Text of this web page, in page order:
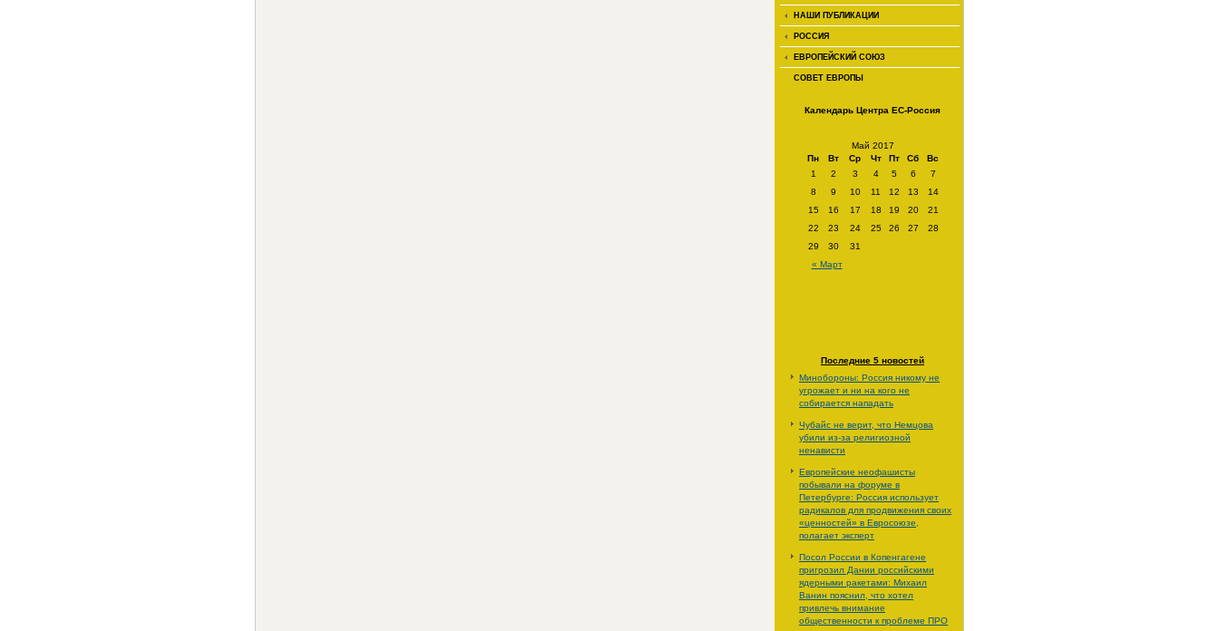
НАШИ ПУБЛИКАЦИИ
РОССИЯ
ЕВРОПЕЙСКИЙ СОЮЗ
СОВЕТ ЕВРОПЫ
Календарь Центра ЕС-Россия
Май 2017
Пн
Вт Ср Чт Пт Сб Вс
« Март
1 2 3 4 5 6
7
8
9 10 11 12 13
14
15
16 17 18 19 20
21
22
23 24 25 26 27
28
29
30 31
Последние 5 новостей
Минобороны: Россия никому не
угрожает и ни на кого не
собирается нападать
Чубайс не верит, что Немцова
убили из-за религиозной
ненависти
Европейские неофашисты
побывали на форуме в
Петербурге: Россия использует
радикалов для продвижения своих
«ценностей» в Евросоюзе,
полагает эксперт
Посол России в Копенгагене
пригрозил Дании российскими
ядерными ракетами: Михаил
Ванин пояснил, что хотел
привлечь внимание
общественности к проблеме ПРО